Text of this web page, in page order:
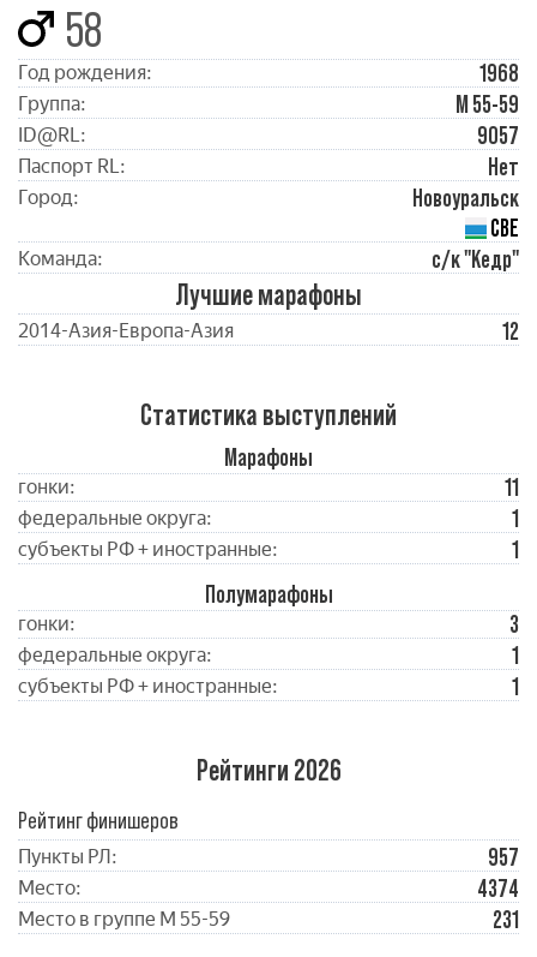
58
Год рождения: 1968
Группа: М 55-59
ID@RL: 9057
Паспорт RL: Нет
Город:
Новоуральск
СВЕ
Команда: с/к "Кедр"
Лучшие марафоны
2014-Азия-Европа-Азия 12
Статистика выступлений
Марафоны
гонки: 11
федеральные округа: 1
субъекты РФ + иностранные:
1
Полумарафоны
гонки: 3
федеральные округа: 1
субъекты РФ + иностранные: 1
Рейтинги 2026
Рейтинг финишеров
Пункты РЛ: 957
Место: 4374
Место в группе М 55-59 231